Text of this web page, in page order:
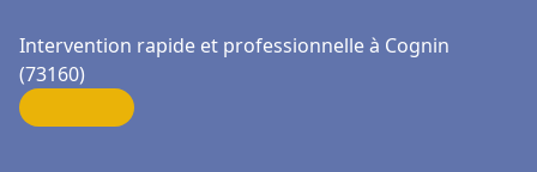
Intervention rapide et professionnelle à Cognin
(73160)